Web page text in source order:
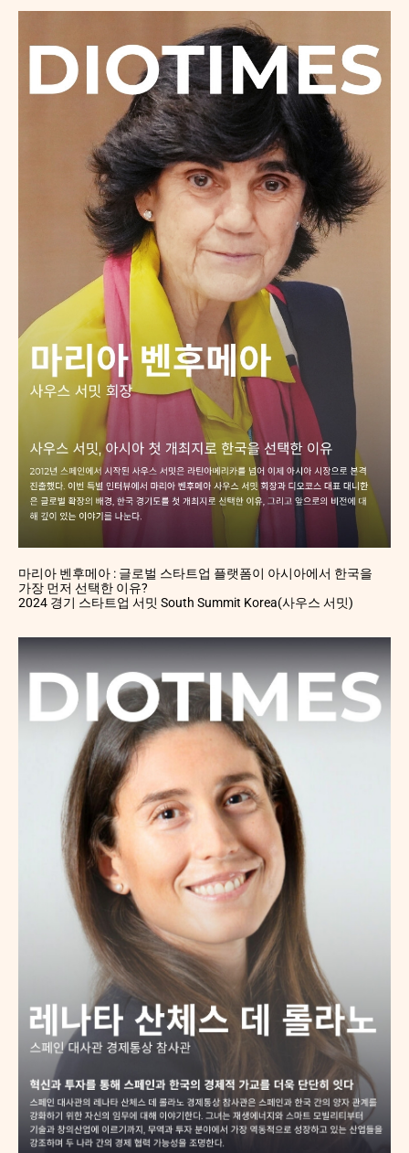
마리아 벤후메아 : 글로벌 스타트업 플랫폼이 아시아에서 한국을
가장 먼저 선택한 이유?
2024 경기 스타트업 서밋 South Summit Korea(사우스 서밋)